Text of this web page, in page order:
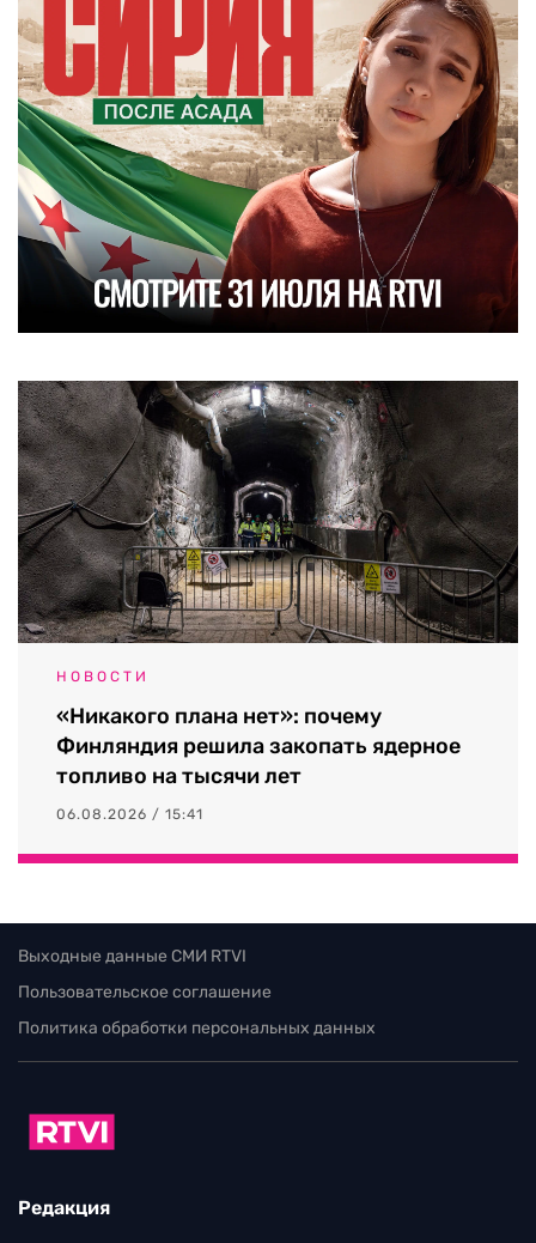
НОВОСТИ
«Никакого плана нет»: почему
Финляндия решила закопать ядерное
топливо на тысячи лет
06.08.2026 / 15:41
Выходные данные СМИ RTVI
Пользовательское соглашение
Политика обработки персональных данных
Редакция